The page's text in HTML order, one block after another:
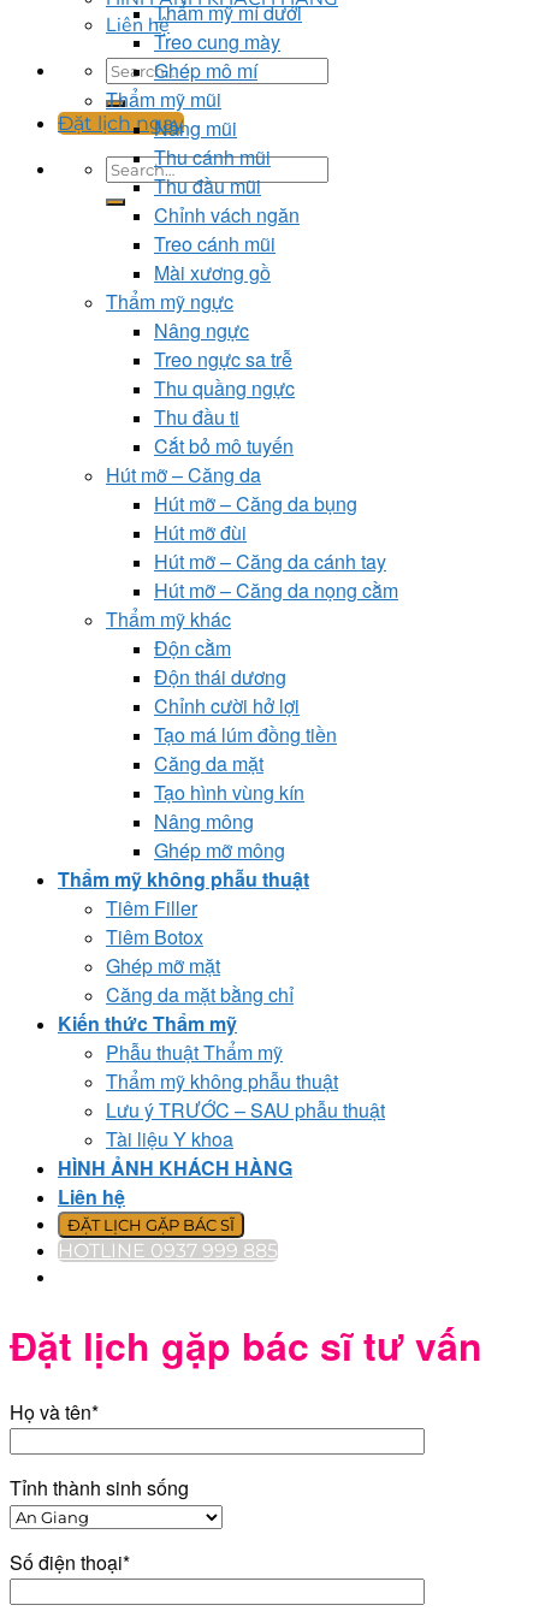
Liên hệ
Đặt lịch ngay
Thẩm mỹ mí dưới
Treo cung mày
Ghép mô mí
Thẩm mỹ mũi
Nâng mũi
Thu cánh mũi
Thu đầu mũi
Chỉnh vách ngăn
Treo cánh mũi
Mài xương gồ
Thẩm mỹ ngực
Nâng ngực
Treo ngực sa trễ
Thu quầng ngực
Thu đầu ti
Cắt bỏ mô tuyến
Hút mỡ – Căng da
Hút mỡ – Căng da bụng
Hút mỡ đùi
Hút mỡ – Căng da cánh tay
Hút mỡ – Căng da nọng cằm
Thẩm mỹ khác
Độn cằm
Độn thái dương
Chỉnh cười hở lợi
Tạo má lúm đồng tiền
Căng da mặt
Tạo hình vùng kín
Nâng mông
Ghép mỡ mông
Thẩm mỹ không phẫu thuật
Tiêm Filler
Tiêm Botox
Ghép mỡ mặt
Căng da mặt bằng chỉ
Kiến thức Thẩm mỹ
Phẫu thuật Thẩm mỹ
Thẩm mỹ không phẫu thuật
Lưu ý TRƯỚC – SAU phẫu thuật
Tài liệu Y khoa
HÌNH ẢNH KHÁCH HÀNG
Liên hệ
ĐẶT LỊCH GẶP BÁC SĨ
HOTLINE 0937 999 885
Đặt lịch gặp bác sĩ tư vấn
Họ và tên*
Tỉnh thành sinh sống
Số điện thoại*